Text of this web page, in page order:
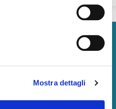
Mostra dettagli